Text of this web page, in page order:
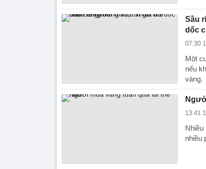
Sầu
dốc
07:30
Một
nếu
vàng.
13:41
Nhiều
nhiều